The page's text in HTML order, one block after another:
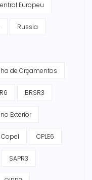
Europeu
Russia
de Orçamentos
BRSR3
Exterior
Copel CPLE6
SAPR3